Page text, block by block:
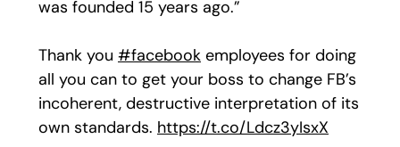
was founded 15 years ago.”
Thank you #facebook employees for doing
all you can to get your boss to change FB’s
incoherent, destructive interpretation of its
own standards. https://t.co/Ldcz3yIsxX